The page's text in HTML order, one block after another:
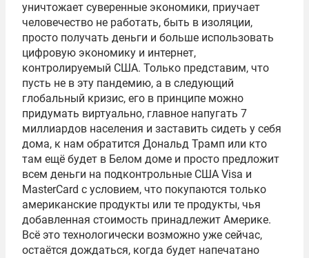
уничтожает суверенные экономики, приучает
человечество не работать, быть в изоляции,
просто получать деньги и больше использовать
цифровую экономику и интернет,
контролируемый США. Только представим, что
пусть не в эту пандемию, а в следующий
глобальный кризис, его в принципе можно
придумать виртуально, главное напугать 7
миллиардов населения и заставить сидеть у себя
дома, к нам обратится Дональд Трамп или кто
там ещё будет в Белом доме и просто предложит
всем деньги на подконтрольные США Visa и
MasterCard с условием, что покупаются только
американские продукты или те продукты, чья
добавленная стоимость принадлежит Америке.
Всё это технологически возможно уже сейчас,
остаётся дождаться, когда будет напечатано